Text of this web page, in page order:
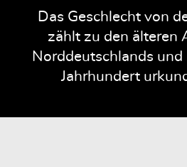
Das Geschlecht von
zählt zu den älteren
Norddeutschlands und
Jahrhundert